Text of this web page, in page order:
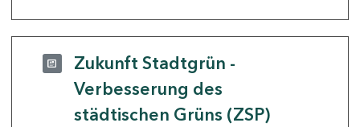
Zukunft Stadtgrün -
Verbesserung des
städtischen Grüns (ZSP)